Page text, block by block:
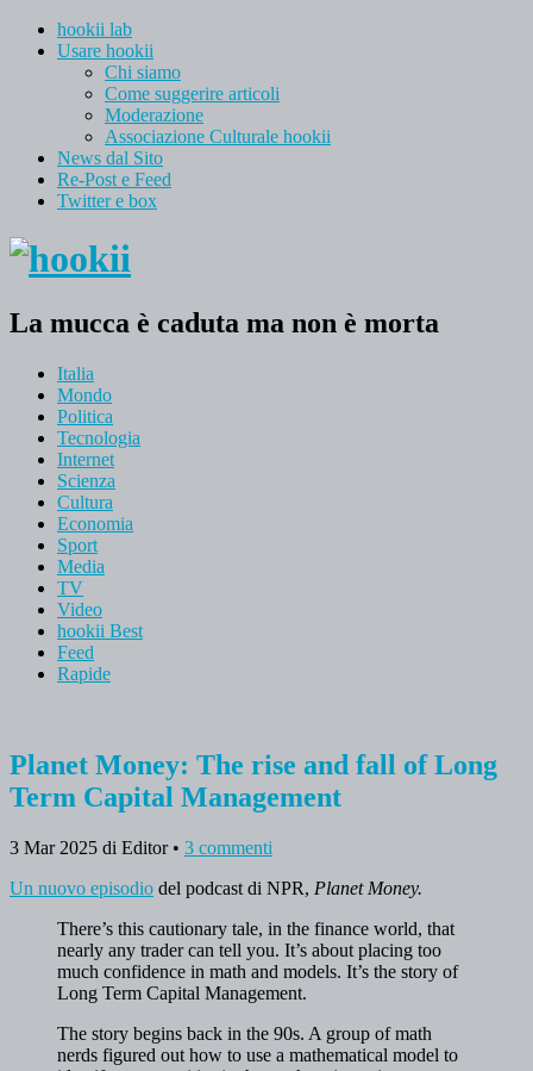
hookii lab
Usare hookii
Chi siamo
Come suggerire articoli
Moderazione
Associazione Culturale hookii
News dal Sito
Re-Post e Feed
Twitter e box
La mucca è caduta ma non è morta
Italia
Mondo
Politica
Tecnologia
Internet
Scienza
Cultura
Economia
Sport
Media
TV
Video
hookii Best
Feed
Rapide
Planet Money: The rise and fall of Long
Term Capital Management
3 Mar 2025 di Editor• 3 commenti
Un nuovo episodio del podcast di NPR, Planet Money.
There’s this cautionary tale, in the finance world, that
nearly any trader can tell you. It’s about placing too
much confidence in math and models. It’s the story of
Long Term Capital Management.
The story begins back in the 90s. A group of math
nerds figured out how to use a mathematical model to